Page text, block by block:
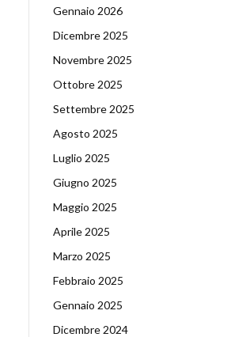
Gennaio 2026
Dicembre 2025
Novembre 2025
Ottobre 2025
Settembre 2025
Agosto 2025
Luglio 2025
Giugno 2025
Maggio 2025
Aprile 2025
Marzo 2025
Febbraio 2025
Gennaio 2025
Dicembre 2024